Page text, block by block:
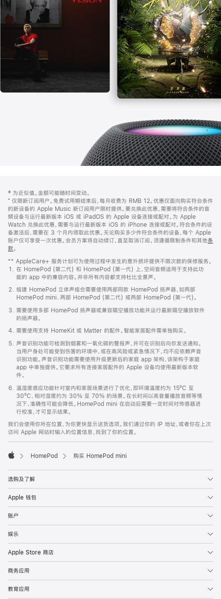
打
开)
页
页
脚
注
‡ 为近似值。金额可能随时间变动。
⁺ 仅限新订阅用户。免费试用期结束后，每月收费为 RMB 12。优惠仅面向购买符合条件
的新设备的 Apple Music 新订阅用户限时提供。要兑换此优惠，需要将符合条件的音
频设备与运行最新版本 iOS 或 iPadOS 的 Apple 设备连接或配对。为 Apple
Watch 兑换此优惠，需要与运行最新版本 iOS 的 iPhone 连接或配对。符合条件的设
备激活后，需要在 3 个月内领取此优惠。无论购买多少件符合条件的设备，每个 Apple
账户仅可享受一次优惠。会员方案将自动续订，直至取消订阅。须遵循限制条件和其他条
款。
窗
口
中
打
开)
** AppleCare+ 服务计划可为使用过程中发生的意外损坏提供不限次数的保修服务。
在 HomePod (第二代) 和 HomePod (第一代) 上，空间音频适用于支持此功
能的 app 中的兼容内容。并非所有内容都支持杜比全景声。
组建 HomePod 立体声组合需要使用两部同款 HomePod 扬声器，如两部
HomePod mini、两部 HomePod (第二代) 或两部 HomePod (第一代)。
需要使用多部 HomePod 扬声器或兼容隔空播放功能并运行最新隔空播放软件
的扬声器。
需要使用支持 HomeKit 或 Matter 的配件。智能家居配件需单独购买。
声音识别功能可检测到烟雾和一氧化碳的警报声，并可在识别后向你发送通知。
当用户身处可能受到伤害的环境中，或在高风险或紧急情况下，均不应依赖声音
识别功能。声音识别功能需要使用升级更新后的家庭 app 架构，该架构于家庭
app 中单独提供。它要求所有连接家居配件的 Apple 设备均使用最新版本软
件。
温湿度感应功能针对室内和家居场景进行了优化，即环境温度约为 15ºC 至
30ºC、相对湿度约为 30% 至 70% 的场景。在长时间以高音量播放音频等情
况下，准确性可能会降低。HomePod mini 在启动后需要一定时间对传感器进
行校准，才可显示结果。
我们会使用你所在位置，为你更快显示送货选项。我们通过你的 IP 地址，或者你在上次
访问 Apple 网站时输入的位置信息，找到了你的位置。
HomePod 购买 HomePod mini
选购及了解
Apple 钱包
账户
娱乐
Apple Store 商店
商务应用
教育应用